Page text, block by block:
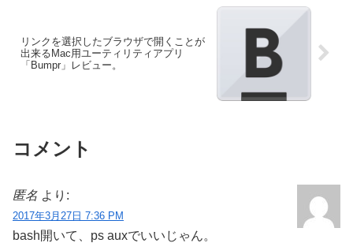
リンクを選択したブラウザで開くことが
出来るMac用ユーティリティアプリ
「Bumpr」レビュー。
コメント
匿名 より:
2017年3月27日 7:36 PM
bash開いて、ps auxでいいじゃん。